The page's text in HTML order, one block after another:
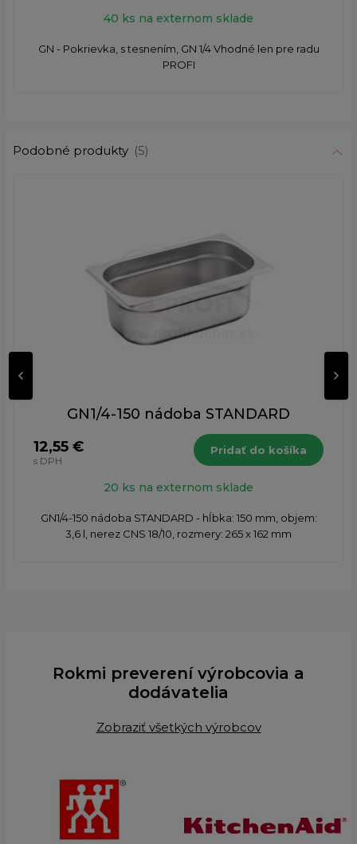
40 ks na externom sklade
GN - Pokrievka, s tesnením, GN 1/4 Vhodné len pre radu
PROFI​
Podobné produkty (5)
GN1/4-150 nádoba STANDARD
12,55 €
s DPH
Pridať do košíka
20 ks na externom sklade
GN1/4-150 nádoba STANDARD - hĺbka: 150 mm, objem:
3,6 l, nerez CNS 18/10, rozmery: 265 x 162 mm
Rokmi preverení výrobcovia a
dodávatelia
Zobraziť všetkých výrobcov